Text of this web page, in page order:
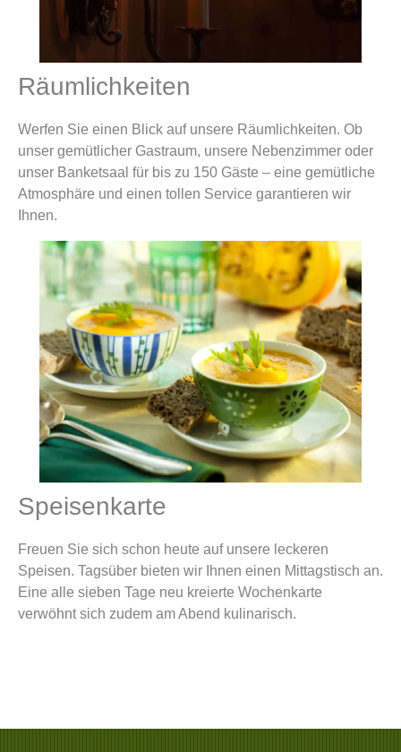
Räumlichkeiten
Werfen Sie einen Blick auf unsere Räumlichkeiten. Ob
unser gemütlicher Gastraum, unsere Nebenzimmer oder
unser Banketsaal für bis zu 150 Gäste – eine gemütliche
Atmosphäre und einen tollen Service garantieren wir
Ihnen.
Speisenkarte
Freuen Sie sich schon heute auf unsere leckeren
Speisen. Tagsüber bieten wir Ihnen einen Mittagstisch an.
Eine alle sieben Tage neu kreierte Wochenkarte
verwöhnt sich zudem am Abend kulinarisch.